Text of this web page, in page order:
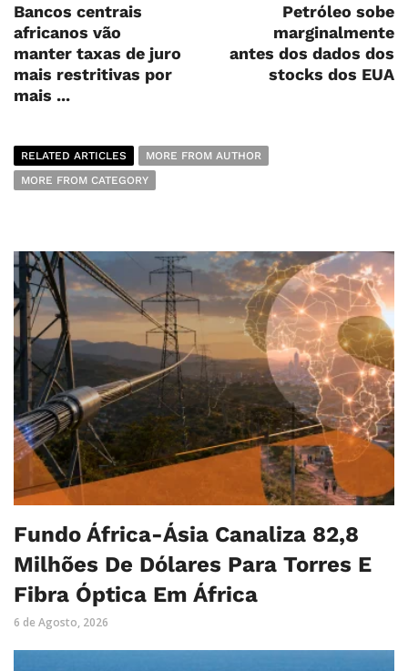
Bancos centrais
africanos vão
manter taxas de juro
mais restritivas por
mais ...
Petróleo sobe
marginalmente
antes dos dados dos
stocks dos EUA
RELATED ARTICLES
MORE FROM AUTHOR
MORE FROM CATEGORY
Fundo África-Ásia Canaliza 82,8
Milhões De Dólares Para Torres E
Fibra Óptica Em África
6 de Agosto, 2026